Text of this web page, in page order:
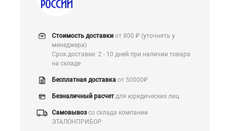
Стоимость доставки от 800 ₽ (уточнять у
менеджера)
Срок доставки: 2 - 10 дней при наличии товара
на складе
Бесплатная доставка от 50000₽
Безналичный расчетдля юридических лиц
Самовывозсо склада компании
ЭТАЛОНПРИБОР